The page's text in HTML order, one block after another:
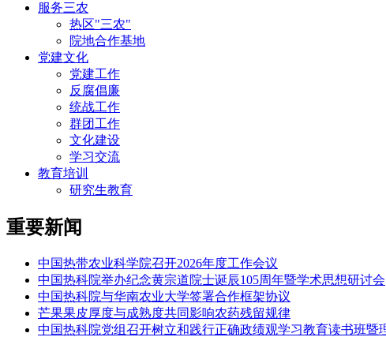
服务三农
热区"三农"
院地合作基地
党建文化
党建工作
反腐倡廉
统战工作
群团工作
文化建设
学习交流
教育培训
研究生教育
重要新闻
中国热带农业科学院召开2026年度工作会议
中国热科院举办纪念黄宗道院士诞辰105周年暨学术思想研讨会
中国热科院与华南农业大学签署合作框架协议
芒果果皮厚度与成熟度共同影响农药残留规律
中国热科院党组召开树立和践行正确政绩观学习教育读书班暨